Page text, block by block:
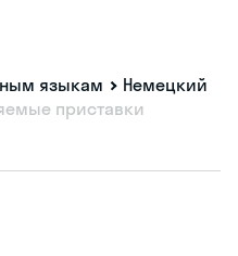
языкам
Немецкий
приставки